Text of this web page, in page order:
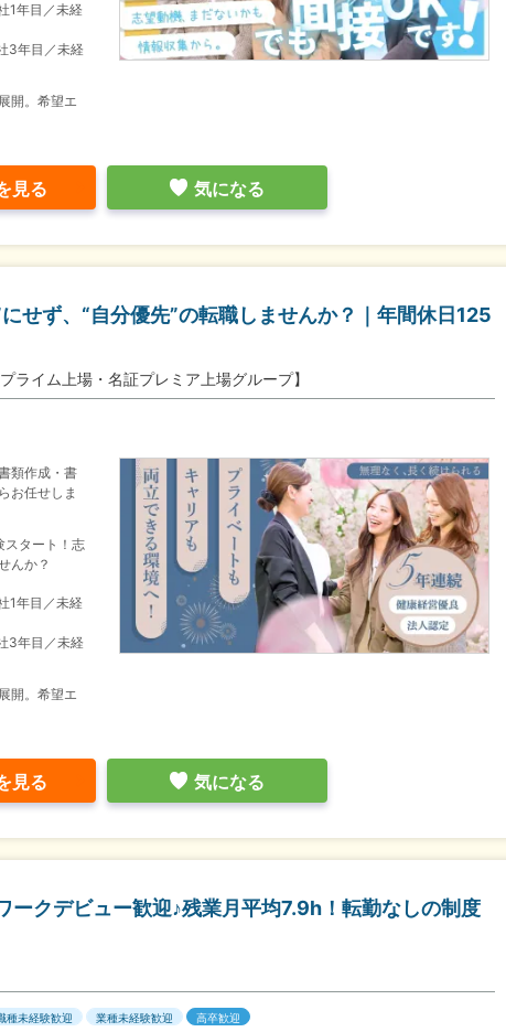
1年目／未経
3年目／未経
開。希望エ
見る 気になる
にせず、“自分優先”の転職しませんか？｜年間休日125
ライム上場・名証プレミア上場グループ】
類作成・書
お任せしま
スタート！志
んか？
1年目／未経
3年目／未経
開。希望エ
見る 気になる
ークデビュー歓迎♪残業月平均7.9h！転勤なしの制度
種未経験歓迎 業種未経験歓迎 高卒歓迎